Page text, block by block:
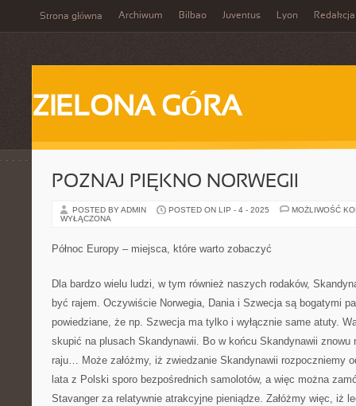
Strona główna Archiwum Bilbao Juventus Lyon Redakcja
ZIELONA GÓRA
POZNAJ PIĘKNO NORWEGII
POSTED BY ADMIN POSTED ON LIP - 4 - 2025
MOŻLIWOŚĆ
WYŁĄCZONA
Północ Europy – miejsca, które warto zobaczyć
Dla bardzo wielu ludzi, w tym również naszych rodaków,
być rajem. Oczywiście Norwegia, Dania i Szwecja są bogatymi
powiedziane, że np. Szwecja ma tylko i wyłącznie same atuty.
skupić na plusach Skandynawii. Bo w końcu Skandynawii znowu
raju… Może załóżmy, iż zwiedzanie Skandynawii rozpoczniemy
lata z Polski sporo bezpośrednich samolotów, a więc można
Stavanger za relatywnie atrakcyjne pieniądze. Załóżmy więc, iż